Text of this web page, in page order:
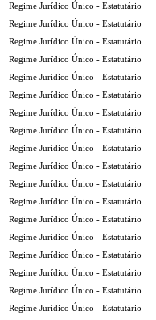
Regime Jurídico Único - Estatutário
Regime Jurídico Único - Estatutário
Regime Jurídico Único - Estatutário
Regime Jurídico Único - Estatutário
Regime Jurídico Único - Estatutário
Regime Jurídico Único - Estatutário
Regime Jurídico Único - Estatutário
Regime Jurídico Único - Estatutário
Regime Jurídico Único - Estatutário
Regime Jurídico Único - Estatutário
Regime Jurídico Único - Estatutário
Regime Jurídico Único - Estatutário
Regime Jurídico Único - Estatutário
Regime Jurídico Único - Estatutário
Regime Jurídico Único - Estatutário
Regime Jurídico Único - Estatutário
Regime Jurídico Único - Estatutário
Regime Jurídico Único - Estatutário